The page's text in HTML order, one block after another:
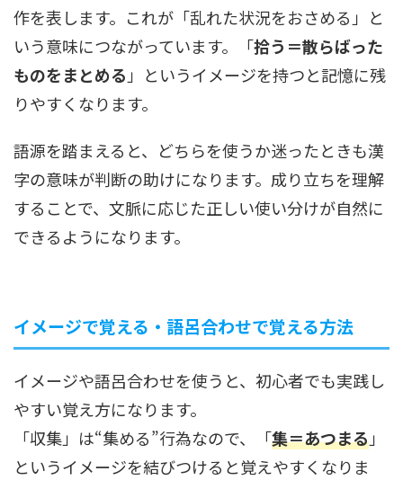
作を表します。これが「乱れた状況をおさめる」と
いう意味につながっています。「拾う＝散らばった
ものをまとめる 」というイメージを持つと記憶に残
りやすくなります。
語源を踏まえると、どちらを使うか迷ったときも漢
字の意味が判断の助けになります。成り立ちを理解
することで、文脈に応じた正しい使い分けが自然に
できるようになります。
イメージで覚える・語呂合わせで覚える方法
イメージや語呂合わせを使うと、初心者でも実践し
やすい覚え方になります。
「収集」は“集める”行為なので、「集＝あつまる」
というイメージを結びつけると覚えやすくなりま